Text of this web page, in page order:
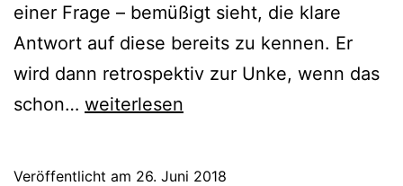
einer Frage – bemüßigt sieht, die klare
Antwort auf diese bereits zu kennen. Er
wird dann retrospektiv zur Unke, wenn das
schon… weiterlesen
Veröffentlicht am 26. Juni 2018